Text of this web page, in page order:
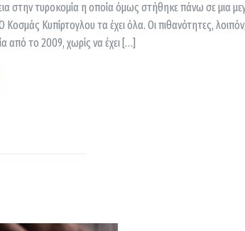
στην τυροκομία η οποία όμως στήθηκε πάνω σε μια
Κυπίρτογλου τα έχει όλα. Οι πιθανότητες, λοιπόν,
από το 2009, χωρίς να έχει […]